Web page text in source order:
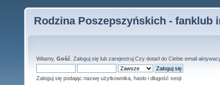
Rodzina Poszepszyńskich - fanklub
Witamy, Gość Zaloguj się lub zarejestruj .Czy dotarł do Ciebie email
Zaloguj się podając nazwę użytkownika, hasło i długość sesji